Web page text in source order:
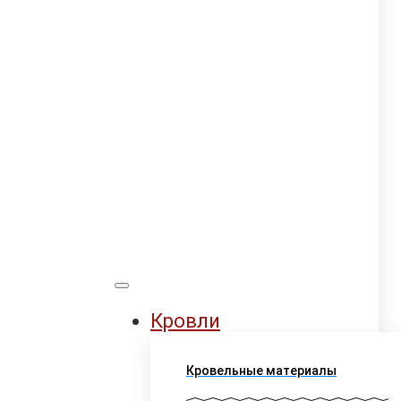
Кровли
Кровельные материалы